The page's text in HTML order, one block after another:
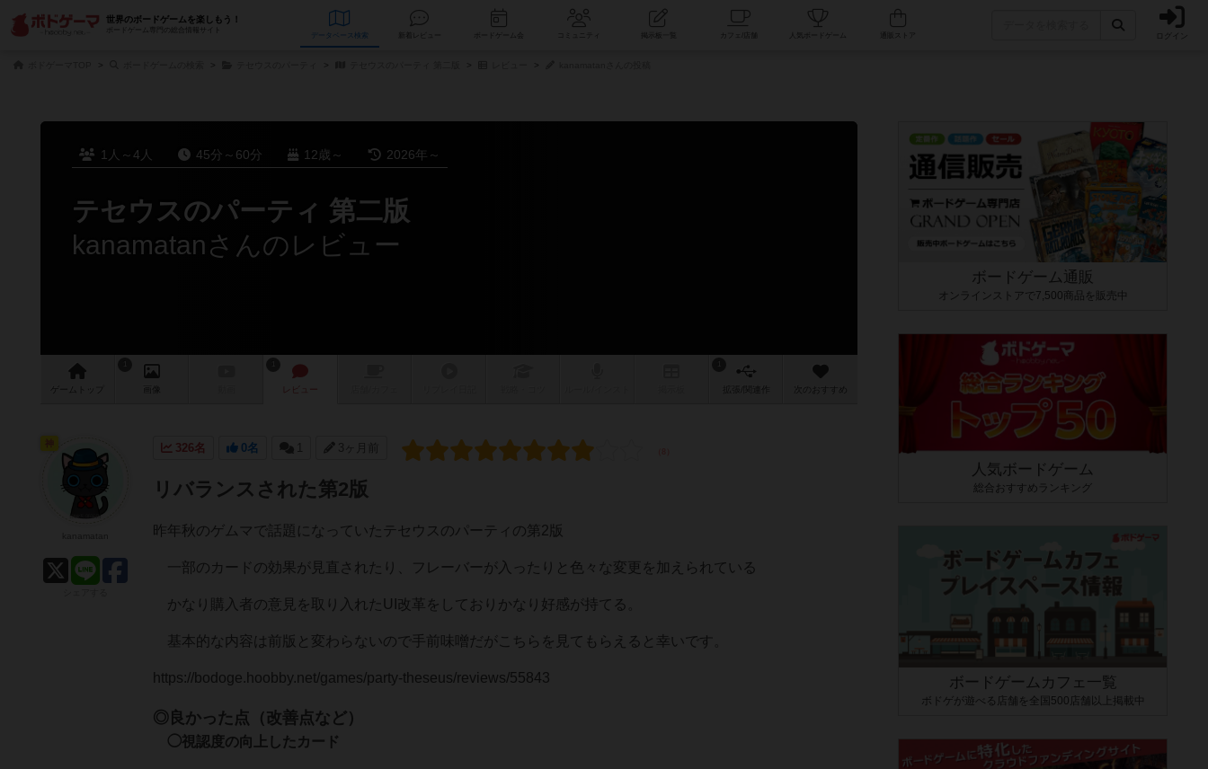
世界のボードゲームを楽しもう！
ボードゲーム専門の総合情報サイト
データベース コミュニティ 人気ボードゲーム ログイン
1人～4人 45分～60分 12歳～ 2026年～
テセウスのパーティ 第二版
kanamatanさんのレビュー
ゲーム 画像 レビュー 作 次のおすすめ
326名 0名 1 3ヶ月前
リバランスされた第2版
昨年秋のゲムマで話題になっていたテセウスのパーティの第2版
一部のカードの効果が見直されたり、フレーバーが入ったりと色々な変更を加えられている
かなり購入者の意見を取り入れたUI改革をしておりかなり好感が持てる。
基本的な内容は前版と変わらないので手前味噌だがこちらを見てもらえると幸いです。
https://bodoge.hoobby.net/games/party-theseus/reviews/55843
◎良かった点（改善点など）
◯視認度の向上したカード
ボードゲーム通販
オンラインストアで7,500商品を販売中
人気ボードゲーム
総合おすすめランキング
ボードゲームカフェ一覧
ボドゲが遊べる店舗を全国500店舗以上掲載中